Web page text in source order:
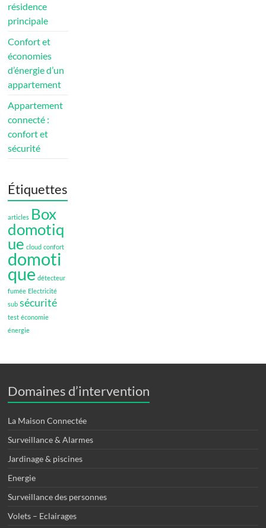
résidence
principale
Confort et
économies
d’énergie d’un
appartement
Appartement
connecté :
confort et
sécurité
Étiquettes
articles Box
domotiq
ue cloud confort
domoti
que détecteur
fumée Electricité
sub sécurité
test économie
énergie
Domaines d’intervention
La Maison Connectée
Surveillance & Alarmes
Jardinage & piscines
Energie
Surveillance des personnes
Volets – Eclairages